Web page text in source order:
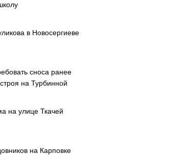
в Новосергиеве
сноса ранее
на Турбинной
на улице Ткачей
на Карповке